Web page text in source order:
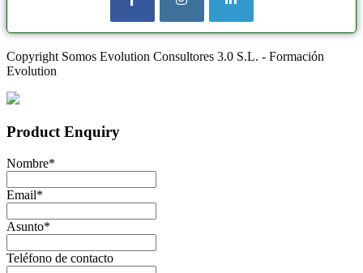
Copyright Somos Evolution Consultores 3.0 S.L. - Formación
Evolution
Product Enquiry
Nombre*
Email*
Asunto*
Teléfono de contacto